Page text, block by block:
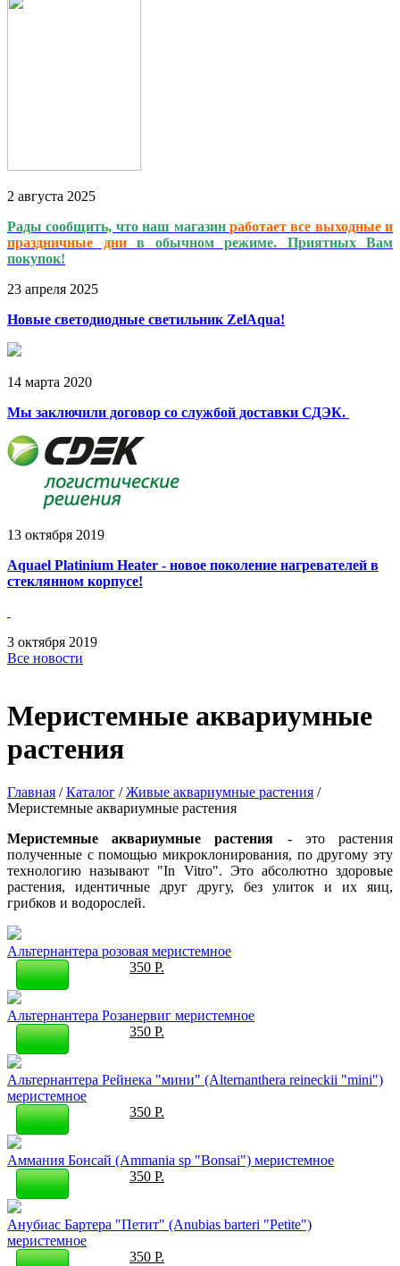
2 августа 2025
Рады сообщить, что наш магазин работает все выходные и
праздничные днив обычном режиме. Приятных Вам
покупок!
23 апреля 2025
Новые светодиодные светильник ZelAqua!
14 марта 2020
Мы заключили договор со службой доставки СДЭК.
13 октября 2019
Aquael Platinium Heater - новое поколение нагревателей в
стеклянном корпусе!
3 октября 2019
Все новости
Меристемные аквариумные
растения
Главная /Каталог /Живые аквариумные растения /
Меристемные аквариумные растения
Меристемные аквариумные растения - это растения
полученные с помощью микроклонирования, по другому эту
технологию называют "In Vitro". Это абсолютно здоровые
растения, идентичные друг другу, без улиток и их яиц,
грибков и водорослей.
Альтернантера розовая меристемное
350 Р.
Альтернантера Розанервиг меристемное
350 Р.
Альтернантера Рейнека "мини" (Alternanthera reineckii "mini")
меристемное
350 Р.
Аммания Бонсай (Ammania sp "Bonsai") меристемное
350 Р.
Анубиас Бартера "Петит" (Anubias barteri "Petite")
меристемное
350 Р.